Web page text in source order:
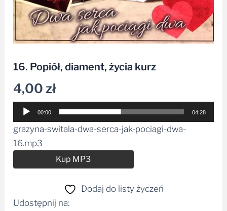
16. Popiół, diament, życia kurz
4,00zł
Odtwarzacz
plików
dźwiękowych
00:00 04:28
grazyna-switala-dwa-serca-jak-pociagi-dwa-
16.mp3
Kup MP3
Dodaj do listy życzeń
Udostępnij na: